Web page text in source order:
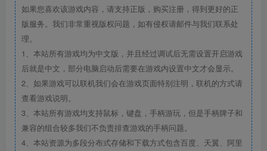
如果您喜欢该游戏内容，请支持正版，购买注册，得到更好的正
版服务。我们非常重视版权问题，如有侵权请邮件与我们联系处
理。
1、本站所有游戏均为中文版，并且经过调试后无需设置开启游戏
后就是中文，部分电脑启动后需要在游戏内设置中文才会显示。
2、如果游戏可以联机我们会在游戏页面特别注明，联机的方式请
查看游戏说明。
3、本站所有游戏均支持鼠标，键盘，手柄游玩，但是手柄牌子和
兼容的组合较多我们不负责排查游戏的手柄问题。
4、本站资源为多段分布式存储和下载方式包含百度、天翼、阿里